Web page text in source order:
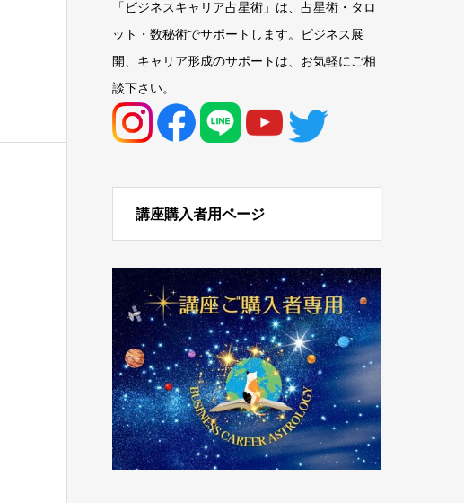
「ビジネスキャリア占星術」は、占星術・タロ
ット・数秘術でサポートします。ビジネス展
開、キャリア形成のサポートは、お気軽にご相
談下さい。
講座購入者用ページ